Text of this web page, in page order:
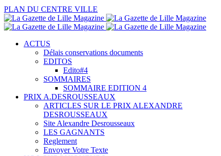
PLAN DU CENTRE VILLE
ACTUS
Délais conservations documents
EDITOS
Edito#4
SOMMAIRES
SOMMAIRE EDITION 4
PRIX A.DESROUSSEAUX
ARTICLES SUR LE PRIX ALEXANDRE
DESROUSSEAUX
Site Alexandre Desrousseaux
LES GAGNANTS
Reglement
Envoyer Votre Texte